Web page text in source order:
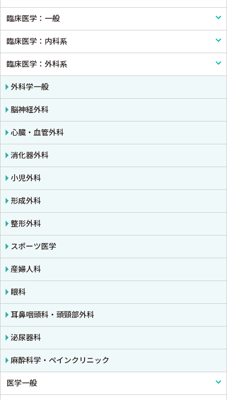
基礎医学一般
解剖学
生理学
免疫学・血清学
公衆衛生学
法医学
臨床医学：一般
臨床医学一般
診断・臨床検査
画像医学・放射線医学・核医学
プライマリケア医学・総合診療
救急医学・集中治療医学
癌・腫瘍一般・緩和医療
栄養・食事療法・輸液・輸血
薬物療法
東洋医学・漢方医学
臨床医学：内科系
内科学一般
感染症
アレルギー・膠原病・リウマチ
内分泌・代謝・糖尿病
腎臓
血液
脳・神経
精神
呼吸器
循環器・血管
心電図・心音図・心エコー
消化器
小児科
皮膚科
老人医学
臨床医学：外科系
外科学一般
脳神経外科
心臓・血管外科
消化器外科
小児外科
形成外科
整形外科
スポーツ医学
産婦人科
眼科
耳鼻咽頭科・頭頸部外科
泌尿器科
麻酔科学・ペインクリニック
医学一般